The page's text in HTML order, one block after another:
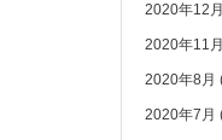
2020年12月
2020年11月
2020年8月
2020年7月